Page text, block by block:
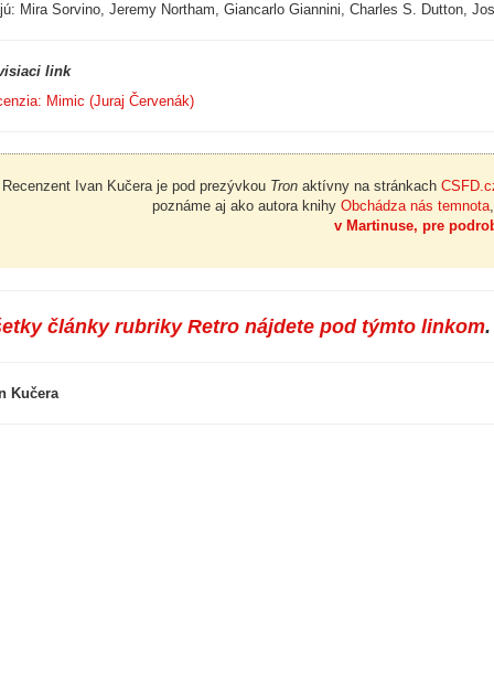
Mira Sorvino, Jeremy Northam, Giancarlo Giannini, Charles S. Dutton,
link
Mimic (Juraj Červenák)
Recenzent Ivan Kučera je pod prezývkou Tron aktívny na stránkach
poznáme aj ako autora knihy Obchádza nás temnota
v Martinuse, pre
články rubriky Retro nájdete pod týmto linkom.
Kučera